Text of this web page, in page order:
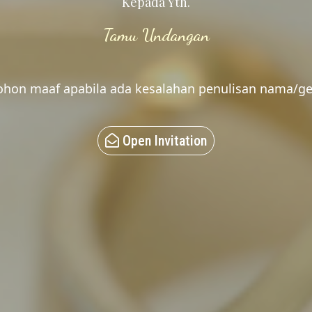
Tamu Undangan
maaf apabila ada kesalahan penulisan nama/
Open Invitation